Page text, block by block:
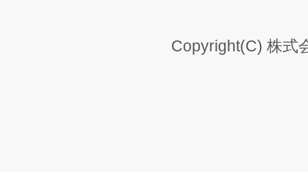
Copyright(C) 株式